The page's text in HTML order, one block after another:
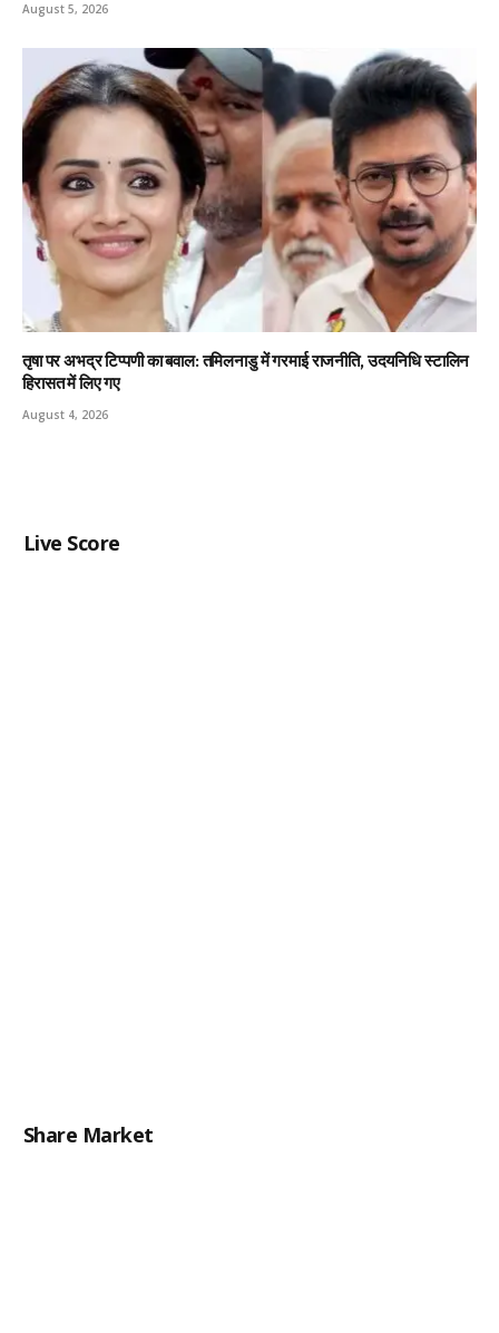
August 5, 2026
तृषा पर अभद्र टिप्पणी का बवाल: तमिलनाडु में गरमाई राजनीति, उदयनिधि स्टालिन
हिरासत में लिए गए
August 4, 2026
Live Score
Share Market